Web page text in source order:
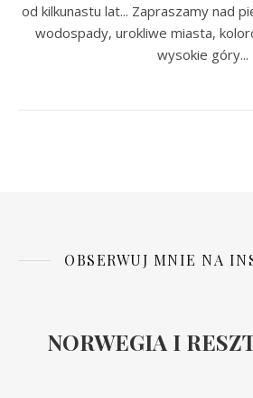
od kilkunastu lat... Zapraszamy nad
wodospady, urokliwe miasta,
wysokie góry...
OBSERWUJ MNIE NA
NORWEGIA I